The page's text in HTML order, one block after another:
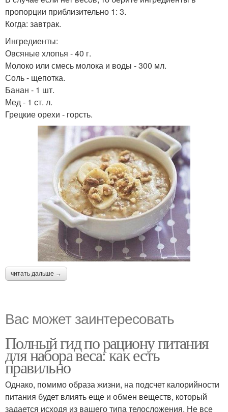
пропорции приблизительно 1: 3.
Когда: завтрак.
Ингредиенты:
Овсяные хлопья - 40 г.
Молоко или смесь молока и воды - 300 мл.
Соль - щепотка.
Банан - 1 шт.
Мед - 1 ст. л.
Грецкие орехи - горсть.
читать дальше →
Вас может заинтересовать
Полный гид по рациону питания
для набора веса: как есть
правильно
Однако, помимо образа жизни, на подсчет калорийности
питания будет влиять еще и обмен веществ, который
задается исходя из вашего типа телосложения. Не все